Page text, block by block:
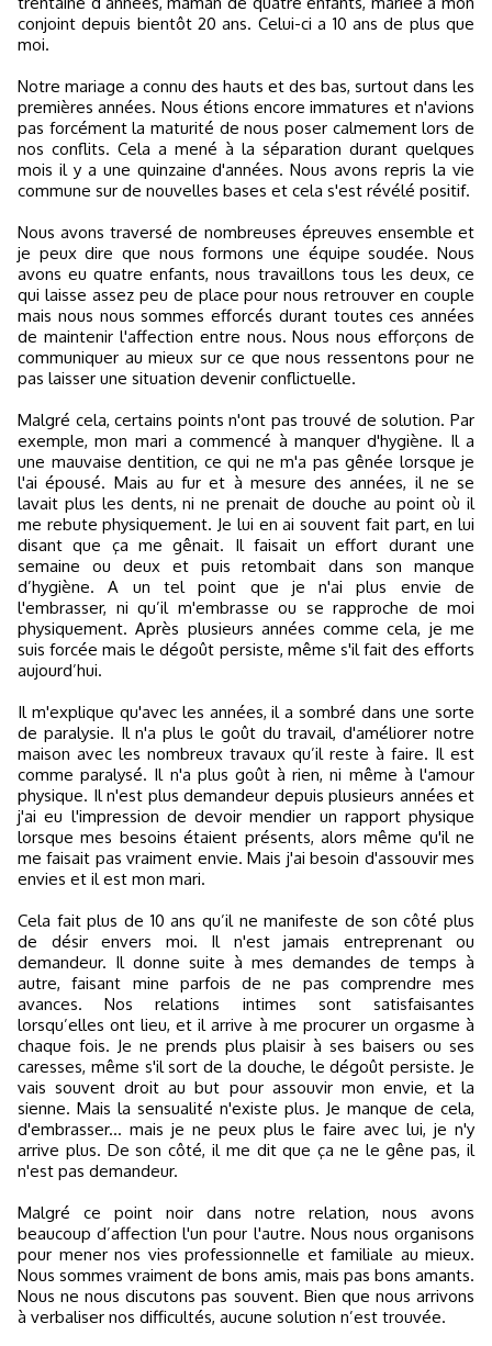
conjoint depuis bientôt 20 ans. Celui-ci a 10 ans de plus que
moi.
Notre mariage a connu des hauts et des bas, surtout dans les
premières années. Nous étions encore immatures et n'avions
pas forcément la maturité de nous poser calmement lors de
nos conflits. Cela a mené à la séparation durant quelques
mois il y a une quinzaine d'années. Nous avons repris la vie
commune sur de nouvelles bases et cela s'est révélé positif.
Nous avons traversé de nombreuses épreuves ensemble et
je peux dire que nous formons une équipe soudée. Nous
avons eu quatre enfants, nous travaillons tous les deux, ce
qui laisse assez peu de place pour nous retrouver en couple
mais nous nous sommes efforcés durant toutes ces années
de maintenir l'affection entre nous. Nous nous efforçons de
communiquer au mieux sur ce que nous ressentons pour ne
pas laisser une situation devenir conflictuelle.
Malgré cela, certains points n'ont pas trouvé de solution. Par
exemple, mon mari a commencé à manquer d'hygiène. Il a
une mauvaise dentition, ce qui ne m'a pas gênée lorsque je
l'ai épousé. Mais au fur et à mesure des années, il ne se
lavait plus les dents, ni ne prenait de douche au point où il
me rebute physiquement. Je lui en ai souvent fait part, en lui
disant que ça me gênait. Il faisait un effort durant une
semaine ou deux et puis retombait dans son manque
d’hygiène. A un tel point que je n'ai plus envie de
l'embrasser, ni qu’il m'embrasse ou se rapproche de moi
physiquement. Après plusieurs années comme cela, je me
suis forcée mais le dégoût persiste, même s'il fait des efforts
aujourd’hui.
Il m'explique qu'avec les années, il a sombré dans une sorte
de paralysie. Il n'a plus le goût du travail, d'améliorer notre
maison avec les nombreux travaux qu’il reste à faire. Il est
comme paralysé. Il n'a plus goût à rien, ni même à l'amour
physique. Il n'est plus demandeur depuis plusieurs années et
j'ai eu l'impression de devoir mendier un rapport physique
lorsque mes besoins étaient présents, alors même qu'il ne
me faisait pas vraiment envie. Mais j'ai besoin d'assouvir mes
envies et il est mon mari.
Cela fait plus de 10 ans qu’il ne manifeste de son côté plus
de désir envers moi. Il n'est jamais entreprenant ou
demandeur. Il donne suite à mes demandes de temps à
autre, faisant mine parfois de ne pas comprendre mes
avances. Nos relations intimes sont satisfaisantes
lorsqu’elles ont lieu, et il arrive à me procurer un orgasme à
chaque fois. Je ne prends plus plaisir à ses baisers ou ses
caresses, même s'il sort de la douche, le dégoût persiste. Je
vais souvent droit au but pour assouvir mon envie, et la
sienne. Mais la sensualité n'existe plus. Je manque de cela,
d'embrasser... mais je ne peux plus le faire avec lui, je n'y
arrive plus. De son côté, il me dit que ça ne le gêne pas, il
n'est pas demandeur.
Malgré ce point noir dans notre relation, nous avons
beaucoup d’affection l'un pour l'autre. Nous nous organisons
pour mener nos vies professionnelle et familiale au mieux.
Nous sommes vraiment de bons amis, mais pas bons amants.
Nous ne nous discutons pas souvent. Bien que nous arrivons
à verbaliser nos difficultés, aucune solution n’est trouvée.